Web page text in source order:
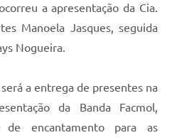
a apresentação da Cia.
Manoela Jasques, seguida
Nogueira.
a entrega de presentes na
da Banda Facmol,
de encantamento para as